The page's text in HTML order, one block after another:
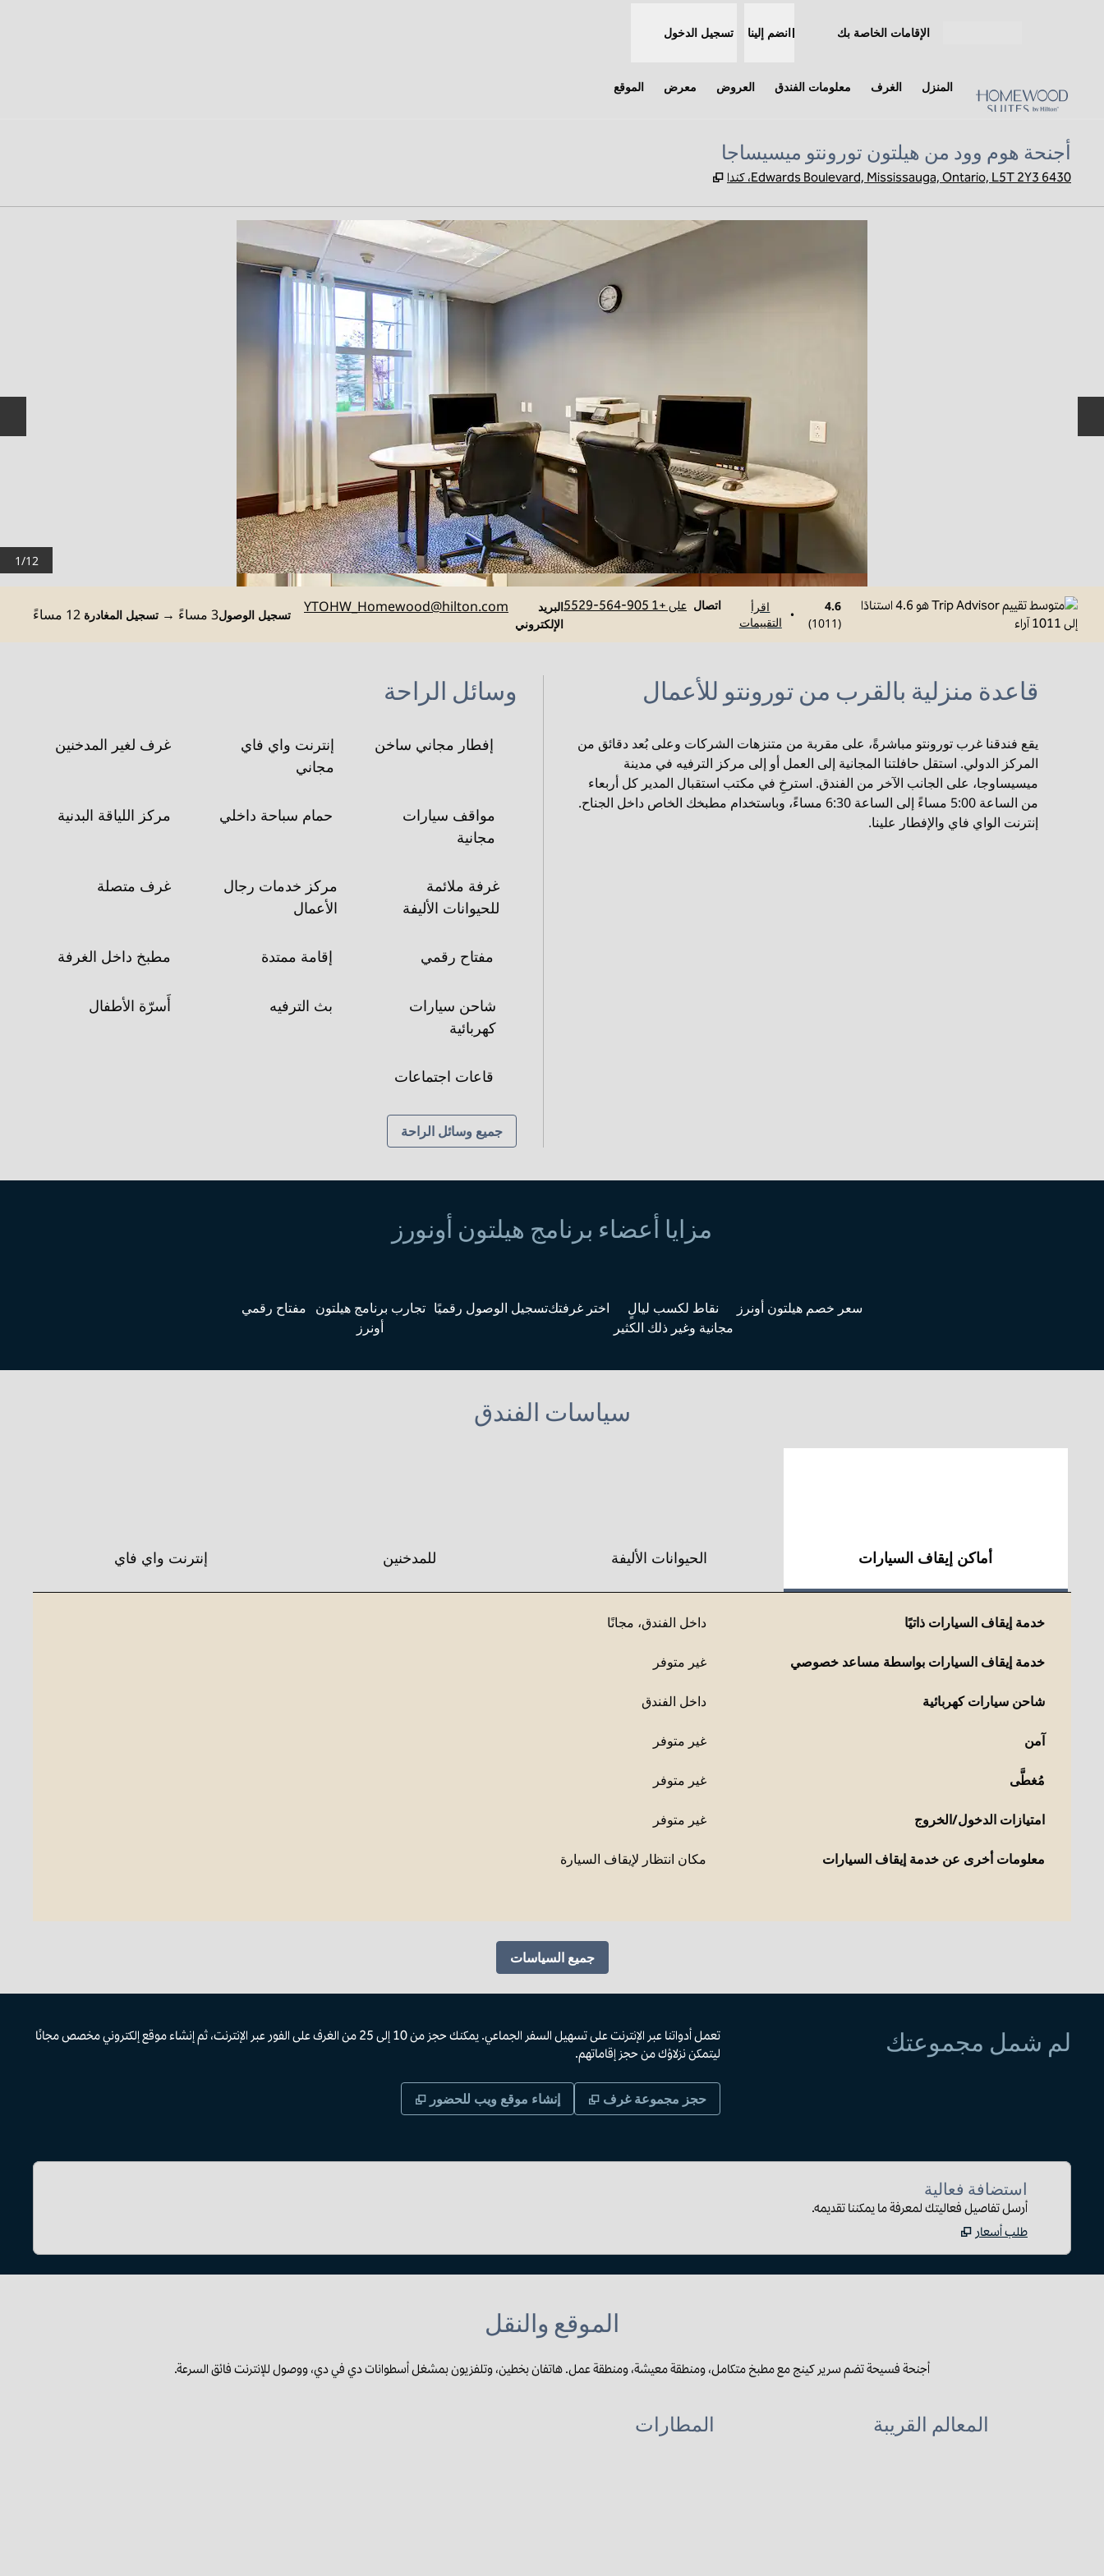
الإقامات الخاصة بك انضم إلينا تسجيل الدخول
المنزل الغرف معلومات الفندق العروض معرض الموقع
أجنحة هوم وود من هيلتون تورونتو ميسيساجا
6430 Edwards Boulevard, Mississauga, Ontario, L5T 2Y3، كندا
1/12
4.6
(
1011
)
•
اقرأ
التقييمات
اتصال
اتصل على +1 905-564-5529
البريد
الإلكتروني
Email
YTOHW_Homewood@hilton.com تسجيل الوصول3 مساءً → تسجيل المغادرة 12 مساءً
قاعدة منزلية بالقرب من تورونتو للأعمال
يقع فندقنا غرب تورونتو مباشرةً، على مقربة من متنزهات الشركات وعلى بُعد دقائق من
المركز الدولي. استقل حافلتنا المجانية إلى العمل أو إلى مركز الترفيه في مدينة
ميسيساوجا، على الجانب الآخر من الفندق. استرخِ في مكتب استقبال المدير كل أربعاء
من الساعة 5:00 مساءً إلى الساعة 6:30 مساءً، وباستخدام مطبخك الخاص داخل الجناح.
إنترنت الواي فاي والإفطار علينا.
وسائل الراحة
إفطار مجاني ساخن
إنترنت واي فاي
مجاني
غرف لغير المدخنين
مواقف سيارات
مجانية
حمام سباحة داخلي مركز اللياقة البدنية
غرفة ملائمة
للحيوانات الأليفة
مركز خدمات رجال
الأعمال
غرف متصلة
مفتاح رقمي إقامة ممتدة مطبخ داخل الغرفة
شاحن سيارات
كهربائية
بث الترفيه أَسرّة الأطفال
قاعات اجتماعات
جميع وسائل الراحة
مزايا أعضاء برنامج هيلتون أونورز
سعر خصم هيلتون أونرز
نقاط لكسب ليالٍ
مجانية وغير ذلك الكثير
اختر غرفتكتسجيل الوصول رقميًا تجارب برنامج هيلتون
أونرز
مفتاح رقمي
سياسات الفندق
أماكن إيقاف السيارات الحيوانات الأليفة للمدخنين إنترنت واي فاي
خدمة إيقاف السيارات ذاتيًا داخل الفندق، مجانًا
خدمة إيقاف السيارات بواسطة مساعد خصوصي غير متوفر
شاحن سيارات كهربائية داخل الفندق
آمن غير متوفر
مُغطَّى غير متوفر
امتيازات الدخول/الخروج غير متوفر
معلومات أخرى عن خدمة إيقاف السيارات مكان انتظار لإيقاف السيارة
جميع السياسات
لم شمل مجموعتك
تعمل أدواتنا عبر الإنترنت على تسهيل السفر الجماعي. يمكنك حجز من 10 إلى 25 من الغرف على الفور عبر الإنترنت، ثم إنشاء موقع إلكتروني مخصص مجانًا
ليتمكن نزلاؤك من حجز إقاماتهم.
حجز مجموعة غرف , يفتح علامة تبويب جديدة
إنشاء موقع ويب للحضور ,
استضافة فعالية
أرسل تفاصيل فعاليتك لمعرفة ما يمكننا تقديمه.
طلب أسعار
الموقع والنقل
أجنحة فسيحة تضم سرير كينج مع مطبخ متكامل، ومنطقة معيشة، ومنطقة عمل. هاتفان بخطين، وتلفزيون بمشغل أسطوانات دي في دي، ووصول للإنترنت فائق السرعة.
المعالم القريبة المطارات